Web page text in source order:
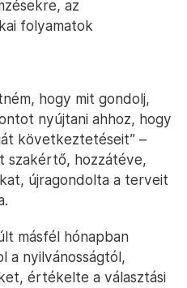
az
folyamatok
hogy mit gondolj,
nyújtani ahhoz, hogy
következtetéseit” –
szakértő, hozzátéve,
újragondolta a terveit
másfél hónapban
a nyilvánosságtól,
értékelte a választási